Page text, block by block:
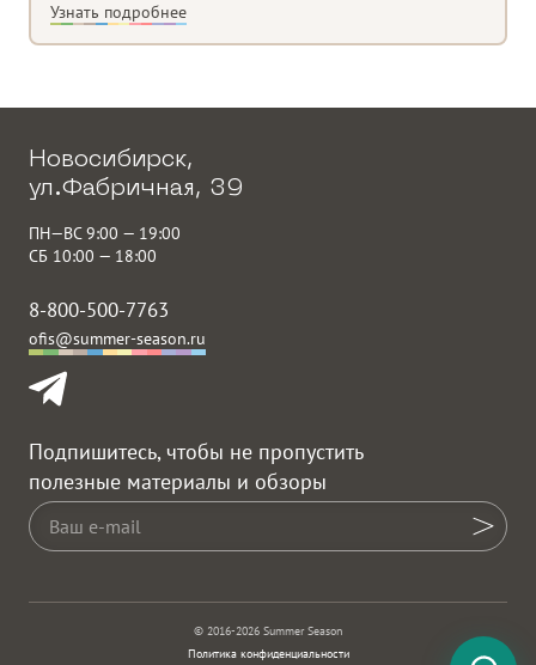
Узнать подробнее
Новосибирск,
ул.Фабричная, 39
ПН—ВС 9:00 — 19:00
СБ 10:00 — 18:00
8-800-500-7763
ofis@summer-season.ru
Подпишитесь, чтобы не пропустить
полезные материалы и обзоры
© 2016-2026 Summer Season
Политика конфиденциальности